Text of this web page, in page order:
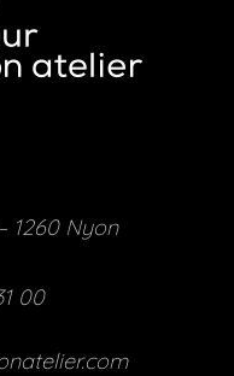
1260 Nyon
00